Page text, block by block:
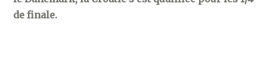
de finale.